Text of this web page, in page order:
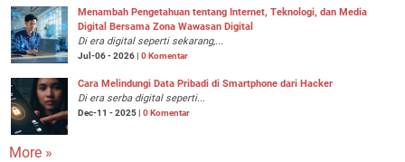
Menambah Pengetahuan tentang Internet, Teknologi, dan Media
Digital Bersama Zona Wawasan Digital
Di era digital seperti sekarang,...
Jul-06 - 2026 | 0 Komentar
Cara Melindungi Data Pribadi di Smartphone dari Hacker
Di era serba digital seperti...
Dec-11 - 2025 | 0 Komentar
More »